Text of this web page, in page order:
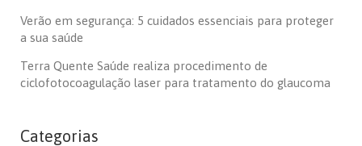
Verão em segurança: 5 cuidados essenciais para proteger
a sua saúde
Terra Quente Saúde realiza procedimento de
ciclofotocoagulação laser para tratamento do glaucoma
Categorias